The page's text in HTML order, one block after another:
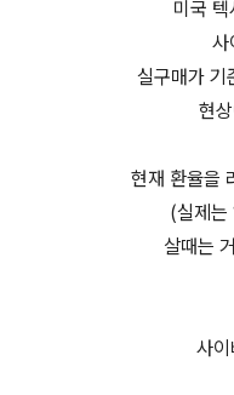
미국
사
실구매가 기
현
현재 환율을
(실제는
살때는
사